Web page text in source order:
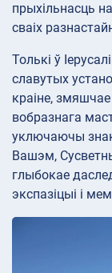
прыхільнасць
сваіх
Толькі ў
славутых
краіне,
вобразнага
уключаючы
Вашэм,
глыбокае
экспазіцыі і